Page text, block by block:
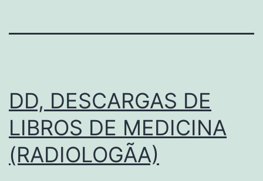
DD, DESCARGAS DE
LIBROS DE MEDICINA
(RADIOLOGÃA)